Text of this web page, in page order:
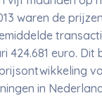
waren de
424.681 euro. Dit
in